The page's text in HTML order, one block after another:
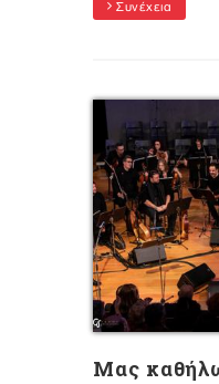
Συνέχεια
Mας